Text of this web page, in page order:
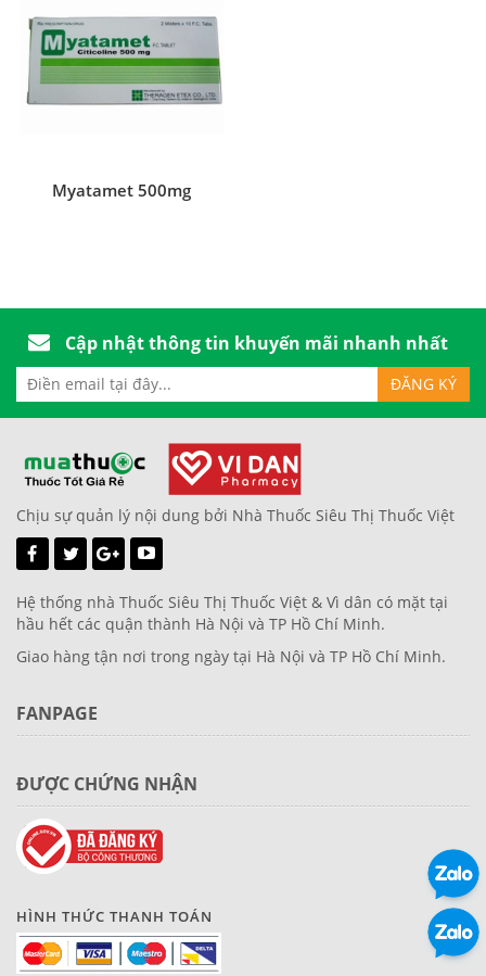
Myatamet 500mg
Cập nhật thông tin khuyến mãi nhanh nhất
Chịu sự quản lý nội dung bởi Nhà Thuốc Siêu Thị Thuốc Việt
Hệ thống nhà Thuốc Siêu Thị Thuốc Việt & Vì dân có mặt tại
hầu hết các quận thành Hà Nội và TP Hồ Chí Minh.
Giao hàng tận nơi trong ngày tại Hà Nội và TP Hồ Chí Minh.
FANPAGE
ĐƯỢC CHỨNG NHẬN
HÌNH THỨC THANH TOÁN